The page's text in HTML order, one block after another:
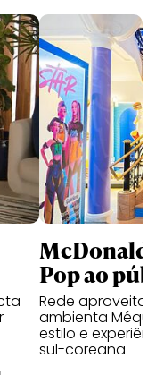
Pop ao
Rede aproveita
ambienta Méqui
estilo e
sul-coreana